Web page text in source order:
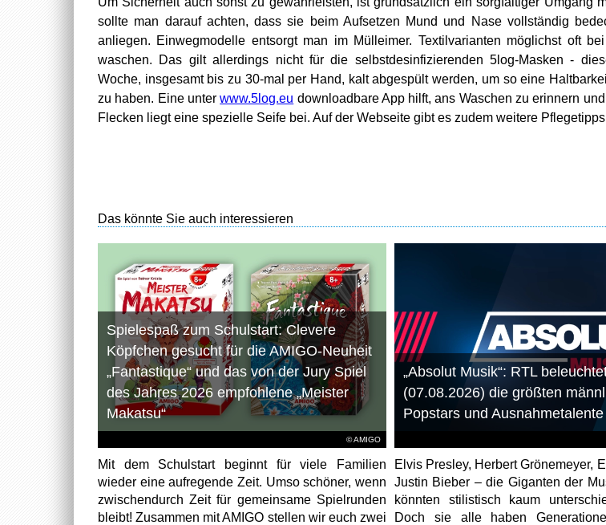
sollte man darauf achten, dass sie beim Aufsetzen Mund und Nase vollständig
anliegen. Einwegmodelle entsorgt man im Mülleimer. Textilvarianten möglichst oft
waschen. Das gilt allerdings nicht für die selbstdesinfizierenden 5log-Masken -
Woche, insgesamt bis zu 30-mal per Hand, kalt abgespült werden, um so eine
zu haben. Eine unterwww.5log.eu downloadbare App hilft, ans Waschen zu erinnern
Flecken liegt eine spezielle Seife bei. Auf der Webseite gibt es zudem weitere
Das könnte Sie auch interessieren
© AMIGO
Spielespaß zum Schulstart: Clevere
Köpfchen gesucht für die AMIGO-Neuheit
„Fantastique“ und das von der Jury Spiel
des Jahres 2026 empfohlene „Meister
Makatsu“
Mit dem Schulstart beginnt für viele Familien
wieder eine aufregende Zeit. Umso schöner, wenn
zwischendurch Zeit für gemeinsame Spielrunden
bleibt! Zusammen mit AMIGO stellen wir euch zwei
„Absolut Musik“: RTL
(07.08.2026) die größten
Popstars und Ausnahmetalente
Elvis Presley, Herbert Grönemeyer,
Justin Bieber – die Giganten der
könnten stilistisch kaum
Doch sie alle haben